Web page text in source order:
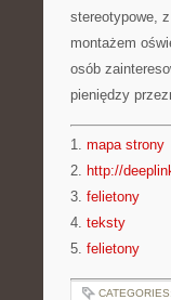
stereotypowe,
montażem
osób
pieniędzy
1. mapa strony
2. http://
3. felietony
4. teksty
5. felietony
CATEGORIES: